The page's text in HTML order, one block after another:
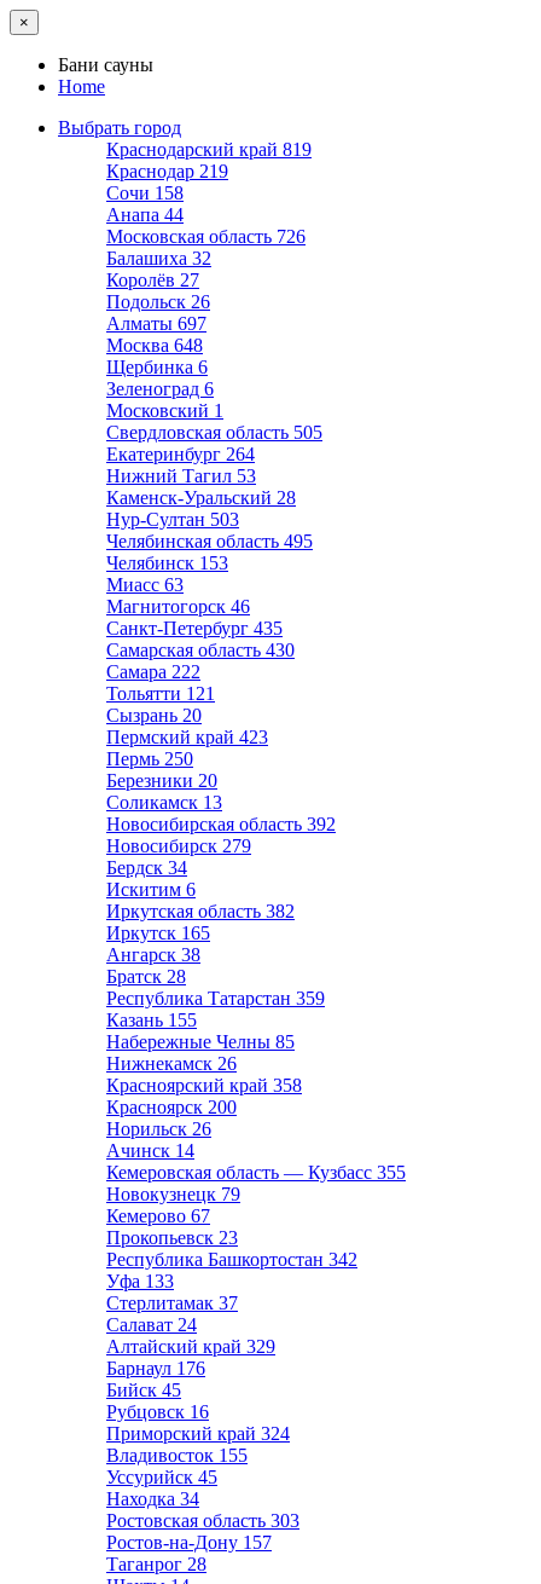
×
Бани сауны
Home
Выбрать город
Краснодарский край 819
Краснодар 219
Сочи 158
Анапа 44
Московская область 726
Балашиха 32
Королёв 27
Подольск 26
Алматы 697
Москва 648
Щербинка 6
Зеленоград 6
Московский 1
Свердловская область 505
Екатеринбург 264
Нижний Тагил 53
Каменск-Уральский 28
Нур-Султан 503
Челябинская область 495
Челябинск 153
Миасс 63
Магнитогорск 46
Санкт-Петербург 435
Самарская область 430
Самара 222
Тольятти 121
Сызрань 20
Пермский край 423
Пермь 250
Березники 20
Соликамск 13
Новосибирская область 392
Новосибирск 279
Бердск 34
Искитим 6
Иркутская область 382
Иркутск 165
Ангарск 38
Братск 28
Республика Татарстан 359
Казань 155
Набережные Челны 85
Нижнекамск 26
Красноярский край 358
Красноярск 200
Норильск 26
Ачинск 14
Кемеровская область — Кузбасс 355
Новокузнецк 79
Кемерово 67
Прокопьевск 23
Республика Башкортостан 342
Уфа 133
Стерлитамак 37
Салават 24
Алтайский край 329
Барнаул 176
Бийск 45
Рубцовск 16
Приморский край 324
Владивосток 155
Уссурийск 45
Находка 34
Ростовская область 303
Ростов-на-Дону 157
Таганрог 28